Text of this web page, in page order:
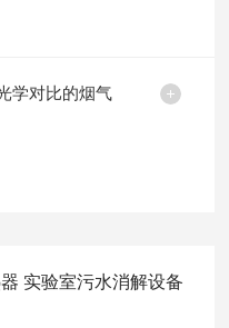
学对比的烟气